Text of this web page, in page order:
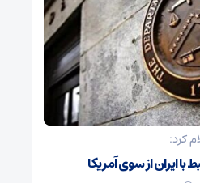
کرد:
ایران از سوی آمریکا